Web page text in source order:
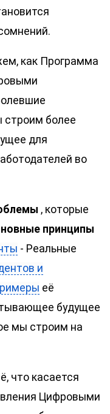
как Программа
строим более
для
во
, которые
принципы
- Реальные
и
её
будущее
мы строим на
что касается
Цифровыми